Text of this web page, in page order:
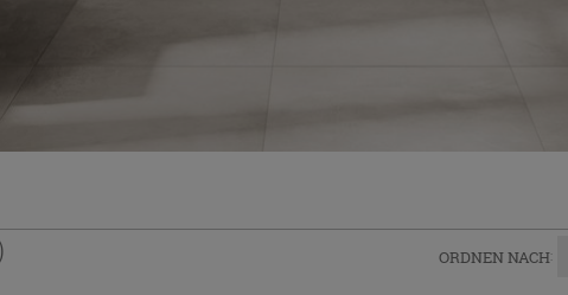
ORDNEN NACH: